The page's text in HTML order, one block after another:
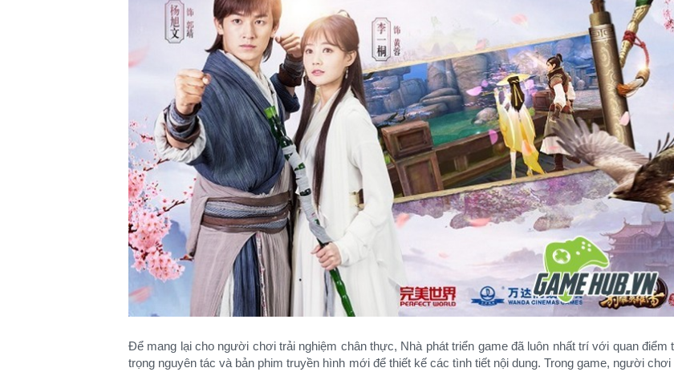
Để mang lại cho người chơi trải nghiệm chân thực, Nhà phát triển game đã luôn nhất trí với quan điểm
trọng nguyên tác và bản phim truyền hình mới để thiết kế các tình tiết nội dung. Trong game, người chơi